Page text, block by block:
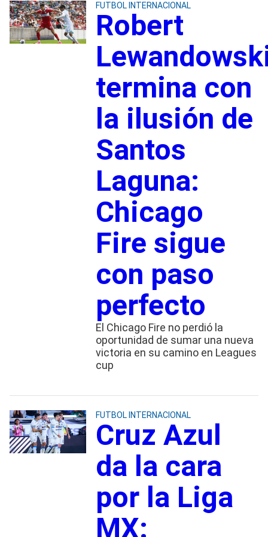
FUTBOL INTERNACIONAL
Robert
termina con
la ilusión de
Santos
Laguna:
Chicago
Fire sigue
con paso
perfecto
El Chicago Fire no perdió la
oportunidad de sumar una nueva
victoria en su camino en Leagues
cup
FUTBOL INTERNACIONAL
Cruz Azul
da la cara
por la Liga
MX: